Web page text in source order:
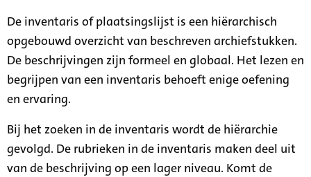
De inventaris of plaatsingslijst is een hiërarchisch
opgebouwd overzicht van beschreven archiefstukken.
De beschrijvingen zijn formeel en globaal. Het lezen en
begrijpen van een inventaris behoeft enige oefening
en ervaring.
Bij het zoeken in de inventaris wordt de hiërarchie
gevolgd. De rubrieken in de inventaris maken deel uit
van de beschrijving op een lager niveau. Komt de